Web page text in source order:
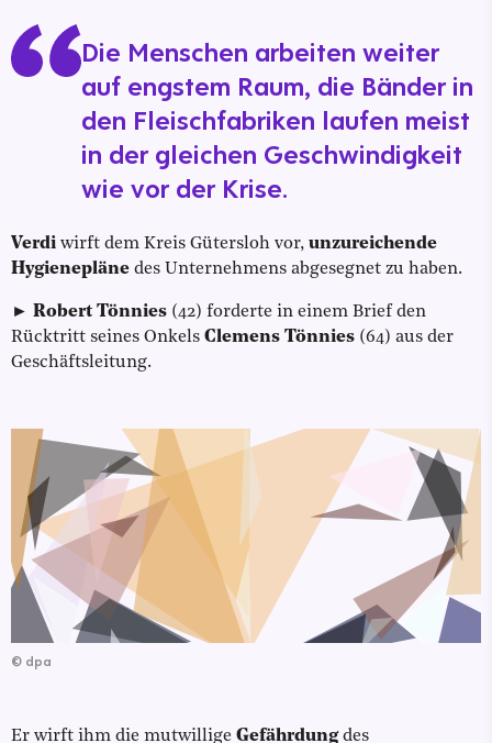
Die Menschen arbeiten weiter
auf engstem Raum, die Bänder in
den Fleischfabriken laufen meist
in der gleichen Geschwindigkeit
wie vor der Krise.
Verdi wirft dem Kreis Gütersloh vor, unzureichende
Hygienepläne des Unternehmens abgesegnet zu haben.
► Robert Tönnies (42) forderte in einem Brief den
Rücktritt seines Onkels Clemens Tönnies (64) aus der
Geschäftsleitung.
© dpa
Er wirft ihm die mutwillige Gefährdungdes